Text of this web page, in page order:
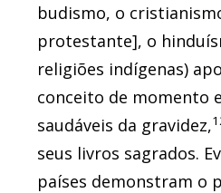
budismo, o
protestante], o
religiões indígenas)
conceito de momento
saudáveis da gravidez,
seus livros sagrados.
países demonstram o